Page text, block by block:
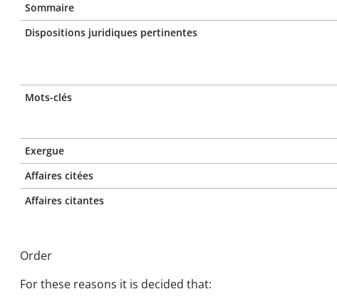
Sommaire
Dispositions juridiques pertinentes
Mots-clés
Exergue
Affaires citées
Affaires citantes
Order
For these reasons it is decided that: